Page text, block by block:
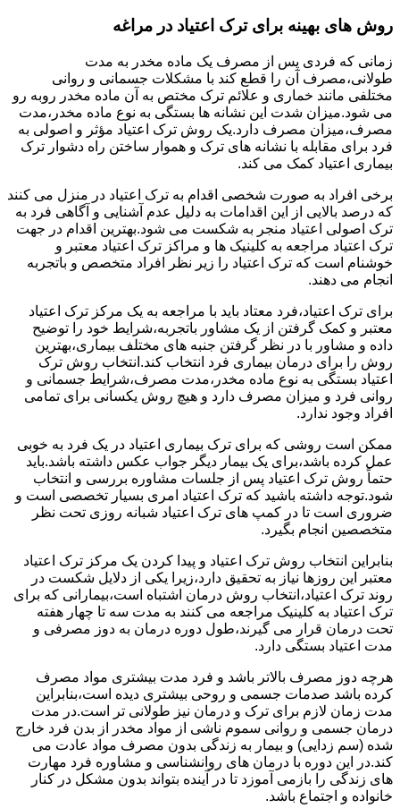
روش های بهینه برای ترک اعتیاد در مراغه
زمانی که فردی پس از مصرف یک ماده مخدر به مدت
طولانی،مصرف آن را قطع کند با مشکلات جسمانی و روانی
مختلفی مانند خماری و علائم ترک مختص به آن ماده مخدر روبه رو
می شود.میزان شدت این نشانه ها بستگی به نوع ماده مخدر،مدت
مصرف،میزان مصرف دارد.یک روش ترک اعتیاد مؤثر و اصولی به
فرد برای مقابله با نشانه های ترک و هموار ساختن راه دشوار ترک
بیماری اعتیاد کمک می کند.
برخی افراد به صورت شخصی اقدام به ترک اعتیاد در منزل می کنند
که درصد بالایی از این اقدامات به دلیل عدم آشنایی و آگاهی فرد به
ترک اصولی اعتیاد منجر به شکست می شود.بهترین اقدام در جهت
ترک اعتیاد مراجعه به کلینیک ها و مراکز ترک اعتیاد معتبر و
خوشنام است که ترک اعتیاد را زیر نظر افراد متخصص و باتجربه
انجام می دهند.
برای ترک اعتیاد،فرد معتاد باید با مراجعه به یک مرکز ترک اعتیاد
معتبر و کمک گرفتن از یک مشاور باتجربه،شرایط خود را توضیح
داده و مشاور با در نظر گرفتن جنبه های مختلف بیماری،بهترین
روش را برای درمان بیماری فرد انتخاب کند.انتخاب روش ترک
اعتیاد بستگی به نوع ماده مخدر،مدت مصرف،شرایط جسمانی و
روانی فرد و میزان مصرف دارد و هیچ روش یکسانی برای تمامی
افراد وجود ندارد.
ممکن است روشی که برای ترک بیماری اعتیاد در یک فرد به خوبی
عمل کرده باشد،برای یک بیمار دیگر جواب عکس داشته باشد.باید
حتماً روش ترک اعتیاد پس از جلسات مشاوره بررسی و انتخاب
شود.توجه داشته باشید که ترک اعتیاد امری بسیار تخصصی است و
ضروری است تا در کمپ های ترک اعتیاد شبانه روزی تحت نظر
متخصصین انجام بگیرد.
بنابراین انتخاب روش ترک اعتیاد و پیدا کردن یک مرکز ترک اعتیاد
معتبر این روزها نیاز به تحقیق دارد،زیرا یکی از دلایل شکست در
روند ترک اعتیاد،انتخاب روش درمان اشتباه است،بیمارانی که برای
ترک اعتیاد به کلینیک مراجعه می کنند به مدت سه تا چهار هفته
تحت درمان قرار می گیرند،طول دوره درمان به دوز مصرفی و
مدت اعتیاد بستگی دارد.
هرچه دوز مصرف بالاتر باشد و فرد مدت بیشتری مواد مصرف
کرده باشد صدمات جسمی و روحی بیشتری دیده است،بنابراین
مدت زمان لازم برای ترک و درمان نیز طولانی تر است.در مدت
درمان جسمی و روانی سموم ناشی از مواد مخدر از بدن فرد خارج
شده (سم زدایی) و بیمار به زندگی بدون مصرف مواد عادت می
کند.در این دوره با درمان های روانشناسی و مشاوره فرد مهارت
های زندگی را بازمی آموزد تا در آینده بتواند بدون مشکل در کنار
خانواده و اجتماع باشد.